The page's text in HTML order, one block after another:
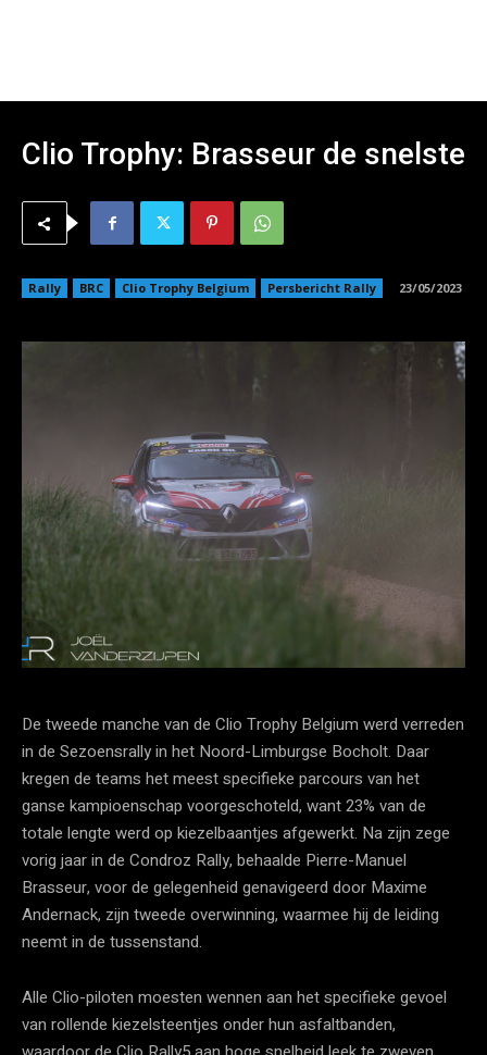
Clio Trophy: Brasseur de snelste
Rally BRC Clio Trophy Belgium Persbericht Rally 23/05/2023
De tweede manche van de Clio Trophy Belgium werd verreden
in de Sezoensrally in het Noord-Limburgse Bocholt. Daar
kregen de teams het meest specifieke parcours van het
ganse kampioenschap voorgeschoteld, want 23% van de
totale lengte werd op kiezelbaantjes afgewerkt. Na zijn zege
vorig jaar in de Condroz Rally, behaalde Pierre-Manuel
Brasseur, voor de gelegenheid genavigeerd door Maxime
Andernack, zijn tweede overwinning, waarmee hij de leiding
neemt in de tussenstand.
Alle Clio-piloten moesten wennen aan het specifieke gevoel
van rollende kiezelsteentjes onder hun asfaltbanden,